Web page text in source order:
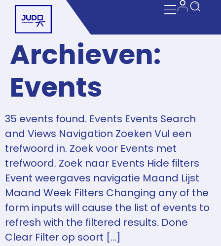
Archieven:
Events
35 events found. Events Events Search
and Views Navigation Zoeken Vul een
trefwoord in. Zoek voor Events met
trefwoord. Zoek naar Events Hide filters
Event weergaves navigatie Maand Lijst
Maand Week Filters Changing any of the
form inputs will cause the list of events to
refresh with the filtered results. Done
Clear Filter op soort […]